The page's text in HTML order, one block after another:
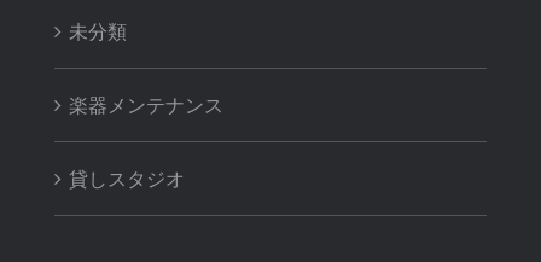
未分類
楽器メンテナンス
貸しスタジオ